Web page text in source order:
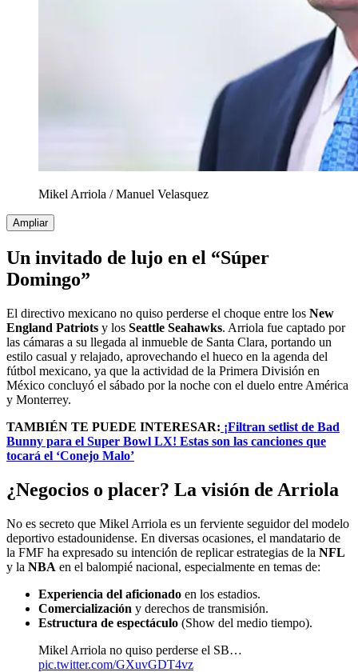
Mikel Arriola /Manuel Velasquez
Ampliar
Un invitado de lujo en el “Súper
Domingo”
El directivo mexicano no quiso perderse el choque entre los New
England Patriots y los Seattle Seahawks. Arriola fue captado por
las cámaras a su llegada al inmueble de Santa Clara, portando un
estilo casual y relajado, aprovechando el hueco en la agenda del
fútbol mexicano, ya que la actividad de la Primera División en
México concluyó el sábado por la noche con el duelo entre América
y Monterrey.
TAMBIÉN TE PUEDE INTERESAR: ¡Filtran setlist de Bad
Bunny para el Super Bowl LX! Estas son las canciones que
tocará el ‘Conejo Malo’
¿Negocios o placer? La visión de Arriola
No es secreto que Mikel Arriola es un ferviente seguidor del modelo
deportivo estadounidense. En diversas ocasiones, el mandatario de
la FMF ha expresado su intención de replicar estrategias de la NFL
y la NBA en el balompié nacional, especialmente en temas de:
Experiencia del aficionado en los estadios.
Comercialización y derechos de transmisión.
Estructura de espectáculo (Show del medio tiempo).
Mikel Arriola no quiso perderse el SB…
pic.twitter.com/GXuvGDT4vz